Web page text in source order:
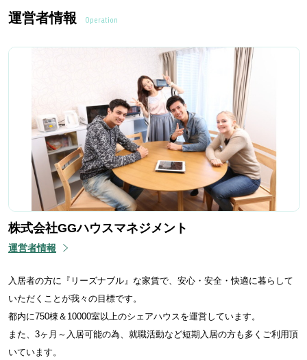
運営者情報 Operation
株式会社GGハウスマネジメント
運営者情報
入居者の方に『リーズナブル』な家賃で、安心・安全・快適に暮らして
いただくことが我々の目標です。
都内に750棟＆10000室以上のシェアハウスを運営しています。
また、3ヶ月～入居可能の為、就職活動など短期入居の方も多くご利用頂
いています。